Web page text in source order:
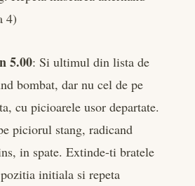
4)
5.00: Si ultimul din lista de
bombat, dar nu cel de pe
cu picioarele usor departate.
piciorul stang, radicand
in spate. Extinde-ti bratele
initiala si repeta